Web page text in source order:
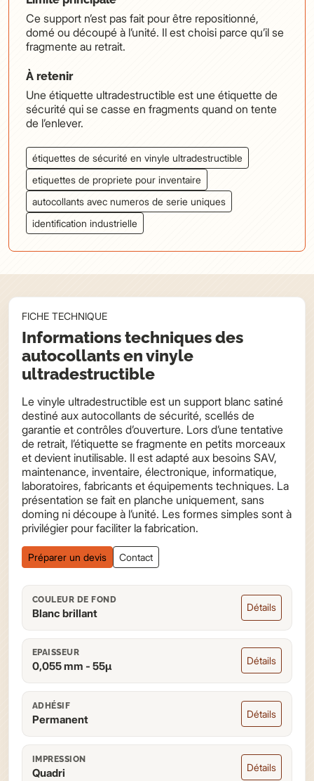
Ce support n’est pas fait pour être repositionné,
domé ou découpé à l’unité. Il est choisi parce qu’il se
fragmente au retrait.
À retenir
Une étiquette ultradestructible est une étiquette de
sécurité qui se casse en fragments quand on tente
de l’enlever.
étiquettes de sécurité en vinyle ultradestructible
etiquettes de propriete pour inventaire
autocollants avec numeros de serie uniques
identification industrielle
FICHE TECHNIQUE
Informations techniques des
autocollants en vinyle
ultradestructible
Le vinyle ultradestructible est un support blanc satiné
destiné aux autocollants de sécurité, scellés de
garantie et contrôles d’ouverture. Lors d’une tentative
de retrait, l’étiquette se fragmente en petits morceaux
et devient inutilisable. Il est adapté aux besoins SAV,
maintenance, inventaire, électronique, informatique,
laboratoires, fabricants et équipements techniques. La
présentation se fait en planche uniquement, sans
doming ni découpe à l’unité. Les formes simples sont à
privilégier pour faciliter la fabrication.
Préparer un devis Contact
COULEUR DE FOND
Blanc brillant Détails
EPAISSEUR
0,055 mm - 55µ Détails
ADHÉSIF
Permanent Détails
IMPRESSION
Quadri Détails